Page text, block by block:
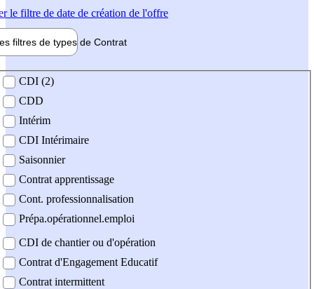
le filtre de date de création de l'offre
filtres de types de Contrat
contrat
CDI (2)
CDD
Intérim
CDI Intérimaire
Saisonnier
Contrat apprentissage
Cont. professionnalisation
Prépa.opérationnel.emploi
CDI de chantier ou d'opération
Contrat d'Engagement Educatif
Contrat intermittent